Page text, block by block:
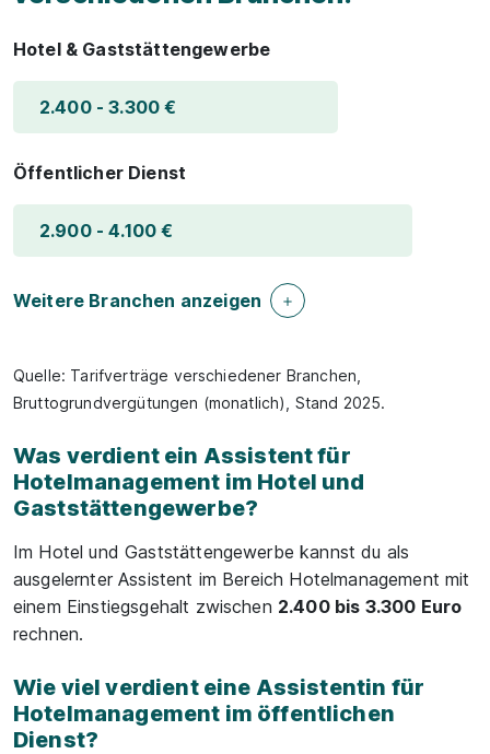
Hotel & Gaststättengewerbe
2.400 - 3.300 €
Öffentlicher Dienst
2.900 - 4.100 €
Weitere Branchen anzeigen
Quelle: Tarifverträge verschiedener Branchen,
Bruttogrundvergütungen (monatlich), Stand 2025.
Was verdient ein Assistent für
Hotelmanagement im Hotel und
Gaststättengewerbe?
Im Hotel und Gaststättengewerbe kannst du als
ausgelernter Assistent im Bereich Hotelmanagement mit
einem Einstiegsgehalt zwischen 2.400 bis 3.300 Euro
rechnen.
Wie viel verdient eine Assistentin für
Hotelmanagement im öffentlichen
Dienst?